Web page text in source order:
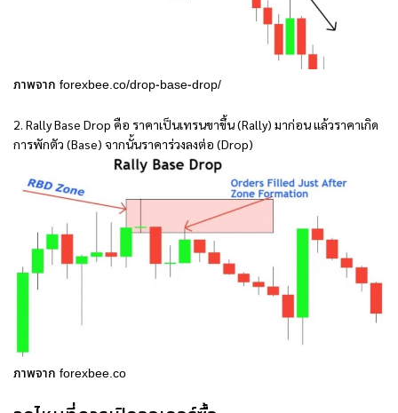
ภาพจาก forexbee.co/drop-base-drop/
2. Rally Base Drop คือ ราคาเป็นเทรนขาขึ้น (Rally) มาก่อน แล้วราคาเกิด
การพักตัว (Base) จากนั้นราคาร่วงลงต่อ (Drop)
ภาพจาก forexbee.co